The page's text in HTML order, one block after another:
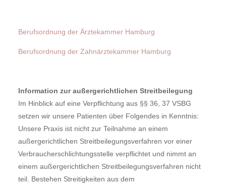
Berufsordnung der Ärztekammer Hamburg
Berufsordnung der Zahnärztekammer Hamburg
Information zur außergerichtlichen Streitbeilegung
Im Hinblick auf eine Verpflichtung aus §§ 36, 37 VSBG
setzen wir unsere Patienten über Folgendes in Kenntnis:
Unsere Praxis ist nicht zur Teilnahme an einem
außergerichtlichen Streitbeilegungsverfahren vor einer
Verbraucherschlichtungsstelle verpflichtet und nimmt an
einem außergerichtlichen Streitbeilegungsverfahren nicht
teil. Bestehen Streitigkeiten aus dem